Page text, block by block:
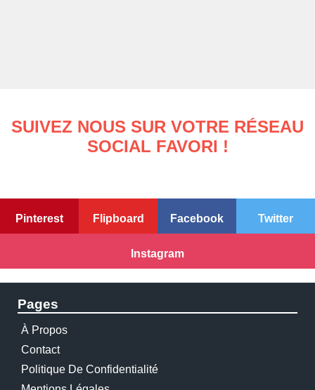
SUIVEZ NOUS SUR VOTRE RÉSEAU
SOCIAL FAVORI !
Pinterest Flipboard Facebook Twitter
Instagram
Pages
À Propos
Contact
Politique De Confidentialité